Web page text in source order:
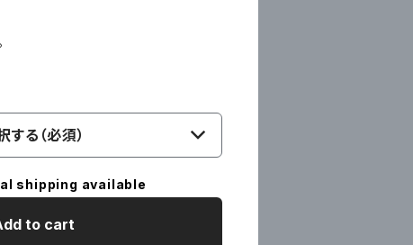
する（必須）
shipping available
to cart